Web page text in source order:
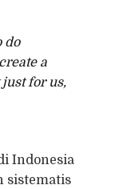
do
a
for us,
Indonesia
sistematis